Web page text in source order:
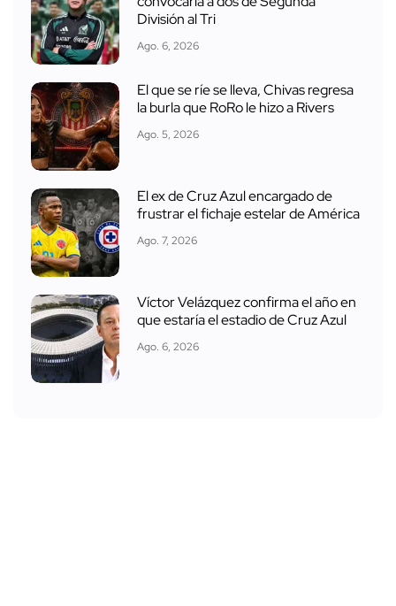
División al Tri
Ago. 6, 2026
El que se ríe se lleva, Chivas regresa
la burla que RoRo le hizo a Rivers
Ago. 5, 2026
El ex de Cruz Azul encargado de
frustrar el fichaje estelar de América
Ago. 7, 2026
Víctor Velázquez confirma el año en
que estaría el estadio de Cruz Azul
Ago. 6, 2026